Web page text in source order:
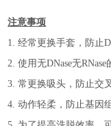
注意事项
1.经常更换手套，防止
2.使用无DNase无RNase
3.常更换吸头，防止交
4.动作轻柔，防止基因